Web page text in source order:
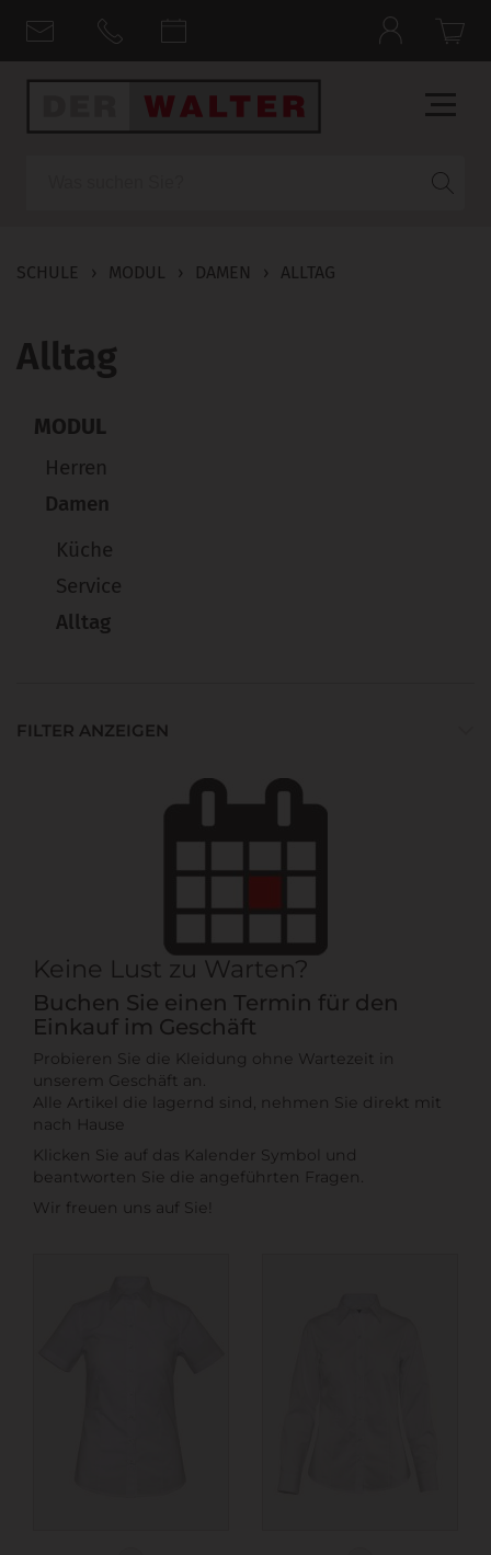
SCHULE › MODUL › DAMEN › ALLTAG
Alltag
MODUL
Herren
Damen
Küche
Service
Alltag
FILTER ANZEIGEN
Keine Lust zu Warten?
Buchen Sie einen Termin für den
Einkauf im Geschäft
Probieren Sie die Kleidung ohne Wartezeit in
unserem Geschäft an.
Alle Artikel die lagernd sind, nehmen Sie direkt mit
nach Hause
Klicken Sie auf das Kalender Symbol und
beantworten Sie die angeführten Fragen.
Wir freuen uns auf Sie!